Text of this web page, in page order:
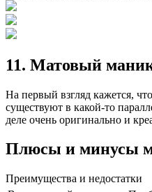
11. Матовый
На первый взгляд кажется,
существуют в какой-то
деле очень оригинально и
Плюсы и минусы
Преимущества и недостатки